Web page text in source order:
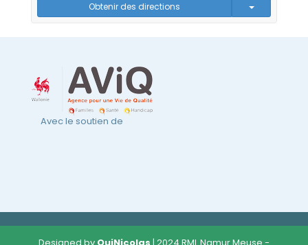
Obtenir des directions
Avec le soutien de
Designed by OuiNicolas | 2024 RML Namur Meuse -